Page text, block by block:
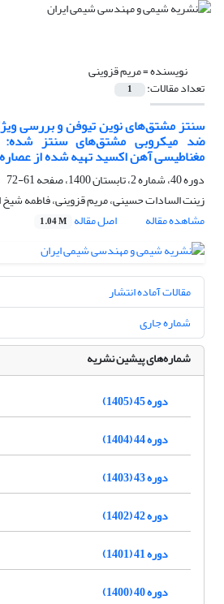
نویسنده =مریم قزوینی
تعداد مقالات: 1
سنتز مشتق‌های نوین تیوفن و بررسی
ضد میکروبی مشتق‌های سنتز شده:
مغناطیسی آهن اکسید تهیه شده از
دوره 40، شماره 2، تابستان 1400، صفحه
61-72
زینت السادات حسینی، مریم قزوینی، فاطمه شیخ
مشاهده مقاله
اصل مقاله 1.04 M
مقالات آماده انتشار
شماره جاری
شماره‌های پیشین نشریه
دوره 45 (1405)
دوره 44 (1404)
دوره 43 (1403)
دوره 42 (1402)
دوره 41 (1401)
دوره 40 (1400)